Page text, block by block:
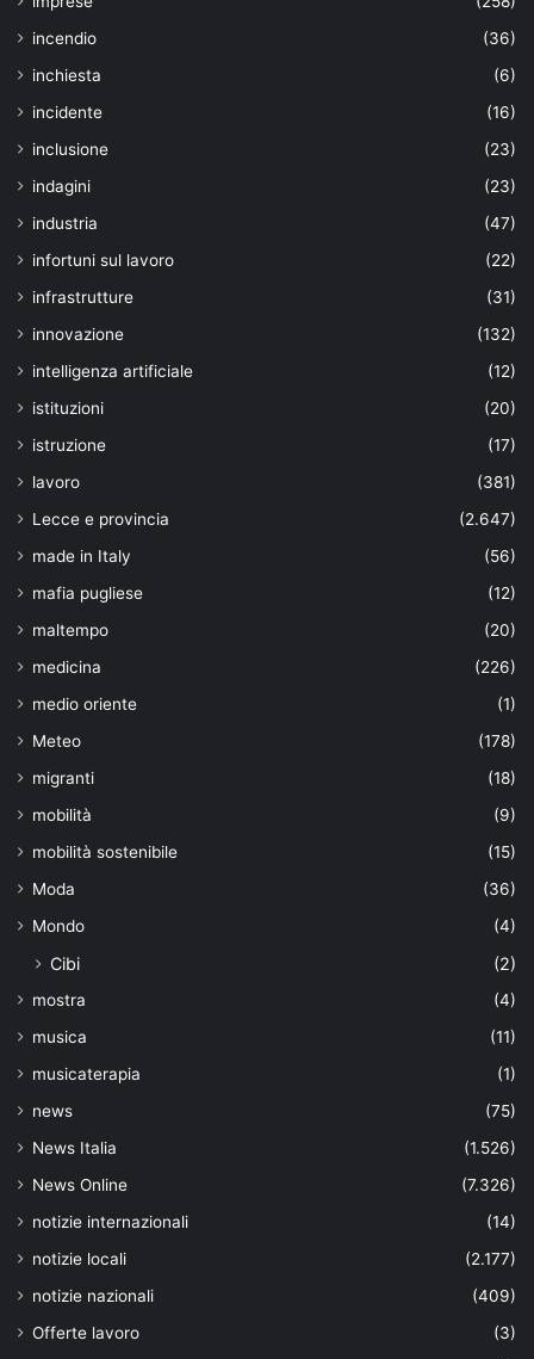
incendio
(36)
inchiesta
(6)
incidente
(16)
inclusione
(23)
indagini
(23)
industria
(47)
infortuni sul lavoro
(22)
infrastrutture
(31)
innovazione
(132)
intelligenza artificiale
(12)
istituzioni
(20)
istruzione
(17)
lavoro
(381)
Lecce e provincia
(2.647)
made in Italy
(56)
mafia pugliese
(12)
maltempo
(20)
medicina
(226)
medio oriente
(1)
Meteo
(178)
migranti
(18)
mobilità
(9)
mobilità sostenibile
(15)
Moda
(36)
Mondo
(4)
Cibi (2)
mostra
(4)
musica
(11)
musicaterapia
(1)
news
(75)
News Italia
(1.526)
News Online
(7.326)
notizie internazionali
(14)
notizie locali
(2.177)
notizie nazionali
(409)
Offerte lavoro
(3)